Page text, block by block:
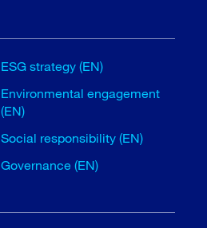
ESG strategy (EN)
Environmental engagement
(EN)
Social responsibility (EN)
Governance (EN)